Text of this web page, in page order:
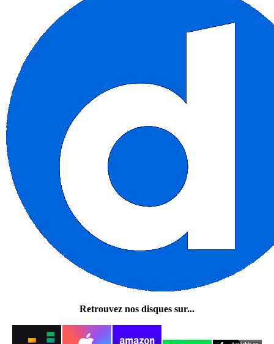
Retrouvez nos disques sur...